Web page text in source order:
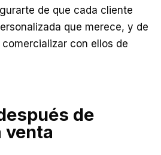
de que cada cliente
que merece, y de
con ellos de
de
venta